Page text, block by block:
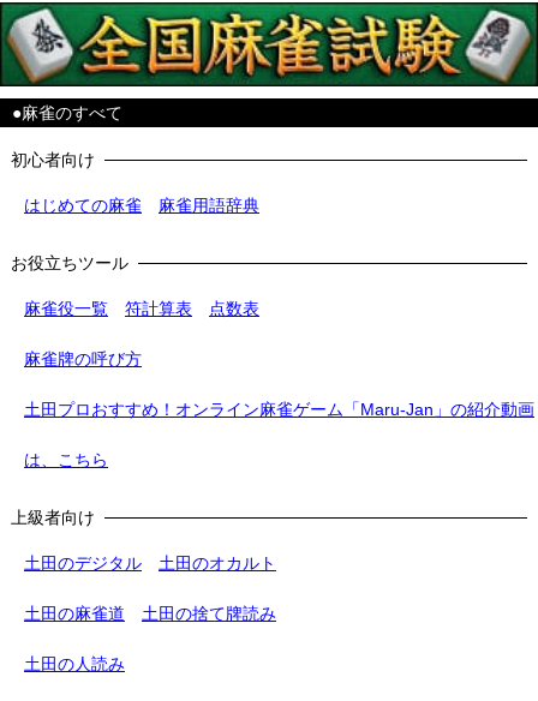
●麻雀のすべて
初心者向け
はじめての麻雀 麻雀用語辞典
お役立ちツール
麻雀役一覧 符計算表 点数表
麻雀牌の呼び方
土田プロおすすめ！オンライン麻雀ゲーム「Maru-Jan」の紹介動画
は、こちら
上級者向け
土田のデジタル 土田のオカルト
土田の麻雀道 土田の捨て牌読み
土田の人読み